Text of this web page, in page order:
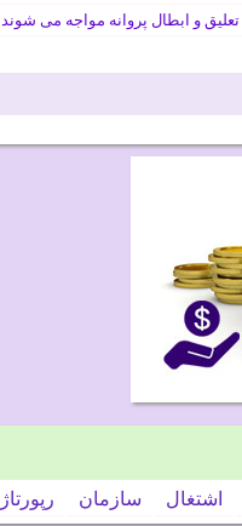
و ابطال پروانه مواجه می شوند
اشتغال سازمان رپورتاژ